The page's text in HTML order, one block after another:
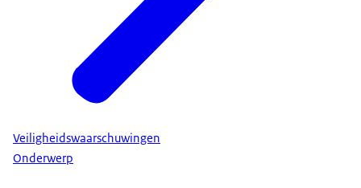
Veiligheidswaarschuwingen
Onderwerp